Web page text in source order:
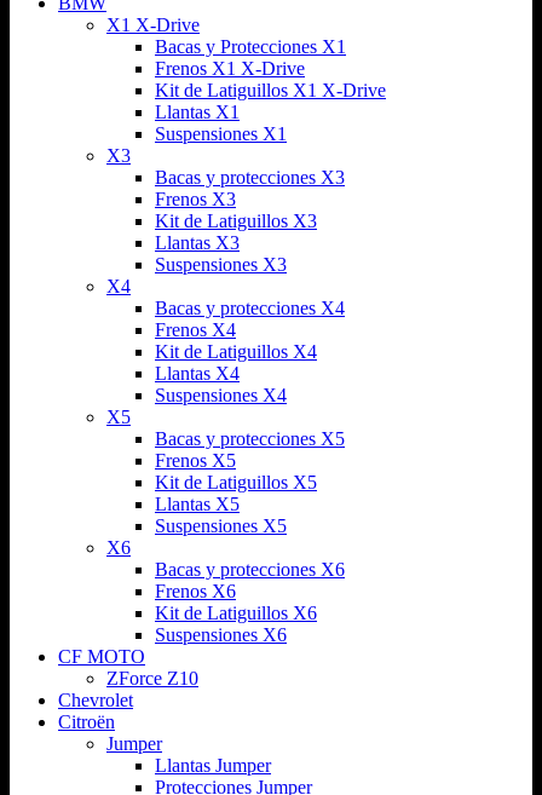
X1 X-Drive
Bacas y Protecciones X1
Frenos X1 X-Drive
Kit de Latiguillos X1 X-Drive
Llantas X1
Suspensiones X1
X3
Bacas y protecciones X3
Frenos X3
Kit de Latiguillos X3
Llantas X3
Suspensiones X3
X4
Bacas y protecciones X4
Frenos X4
Kit de Latiguillos X4
Llantas X4
Suspensiones X4
X5
Bacas y protecciones X5
Frenos X5
Kit de Latiguillos X5
Llantas X5
Suspensiones X5
X6
Bacas y protecciones X6
Frenos X6
Kit de Latiguillos X6
Suspensiones X6
CF MOTO
ZForce Z10
Chevrolet
Citroën
Jumper
Llantas Jumper
Protecciones Jumper